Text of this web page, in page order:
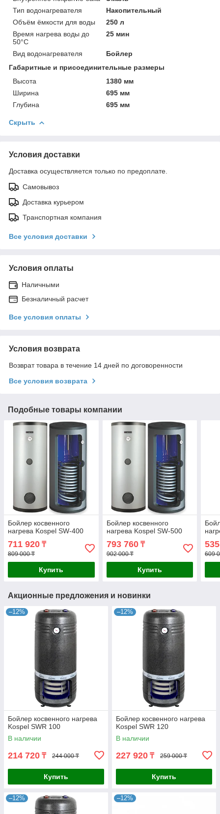
Тип водонагревателя
Накопительный
Объём ёмкости для воды
250 л
Время нагрева воды до
50°С
25 мин
Вид водонагревателя
Бойлер
Габаритные и присоединительные размеры
Высота
1380 мм
Ширина
695 мм
Глубина
695 мм
Скрыть
Условия доставки
Доставка осуществляется только по предоплате.
Самовывоз
Доставка курьером
Транспортная компания
Все условия доставки
Условия оплаты
Наличными
Безналичный расчет
Все условия оплаты
Условия возврата
Возврат товара в течение 14 дней по договоренности
Все условия возврата
Подобные товары компании
Бойлер косвенного
нагрева Kospel SW-400
711 920 ₸
809 000 ₸
Купить
Бойлер косвенного
нагрева Kospel SW-500
793 760₸
902 000 ₸
Купить
609
Акционные предложения и новинки
–12%
Бойлер косвенного нагрева
Kospel SWR 100
В наличии
214 720 ₸ 244 000 ₸
Купить
–12%
Бойлер косвенного нагрева
Kospel SWR 120
В наличии
227 920 ₸ 259 000 ₸
Купить
–12% –12%